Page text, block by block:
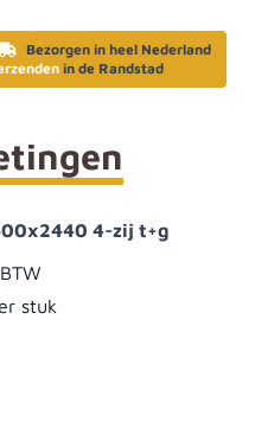
Bezorgen in heel Nederland
in de Randstad
4-zij t+g